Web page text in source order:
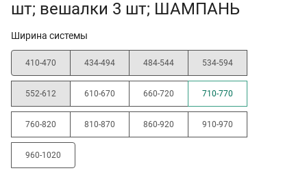
шт; вешалки 3 шт; ШАМПАНЬ
Ширина системы
410-470 434-494 484-544 534-594
552-612 610-670 660-720 710-770
760-820 810-870 860-920 910-970
960-1020